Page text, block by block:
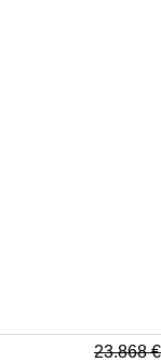
23.868€